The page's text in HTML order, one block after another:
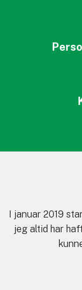
​I januar 2019
jeg altid har